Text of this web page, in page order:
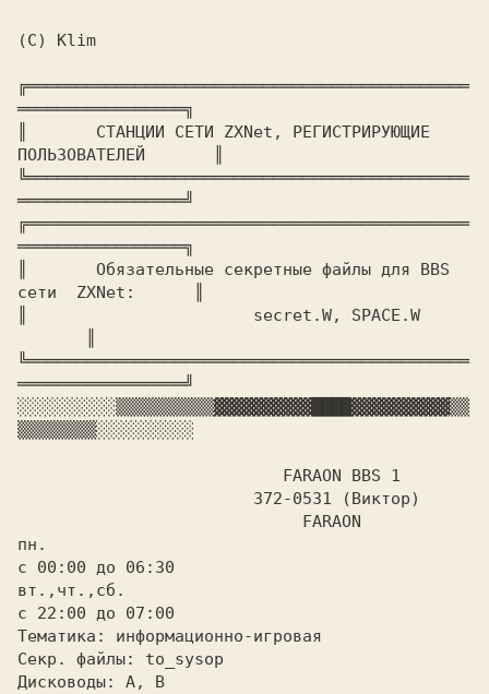
(C) Klim
╔═════════════════════════════════════════════
═════════════════╗
СТАHЦИИ СЕТИ ZXNet, РЕГИСТРИРУЮЩИЕ
ПОЛЬЗОВАТЕЛЕЙ
╚═════════════════════════════════════════════
═════════════════╝
╔═════════════════════════════════════════════
═════════════════╗
Обязательные секретные файлы для BBS
сети  ZXNet:
secret.W, SPACE.W
╚═════════════════════════════════════════════
░░░░░░░░░░▒▒▒▒▒▒▒▒▒▒▓▓▓▓▓▓▓▓▓▓ ▓▓▓▓▓▓▓▓▓▓▒▒
▒▒▒▒▒▒▒▒░░░░░░░░░░
FARAON BBS 1
пн.
с 00:00 до 06:30
вт.,чт.,сб.
с 22:00 до 07:00
Тематика: информационно-игровая
Секр. файлы: to_sysop
Дисководы: A,
B